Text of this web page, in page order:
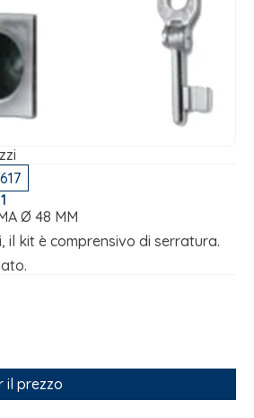
Ø 48 MM
il kit è comprensivo di serratura.
il prezzo